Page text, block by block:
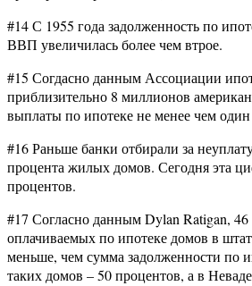
#14 С 1955 года задолженность по
ВВП увеличилась более чем втрое.
#15 Согдасно данным Ассоциации
приблизительно 8 миллионов
выплаты по ипотеке не менее чем
#16 Раньше банки отбирали за
процента жилых домов. Сегодня эта
процентов.
#17 Согласно данным Dylan Ratigan, 46
оплачиваемых по ипотеке домов в
меньше, чем сумма задолженности по
таких домов – 50 процентов, а в